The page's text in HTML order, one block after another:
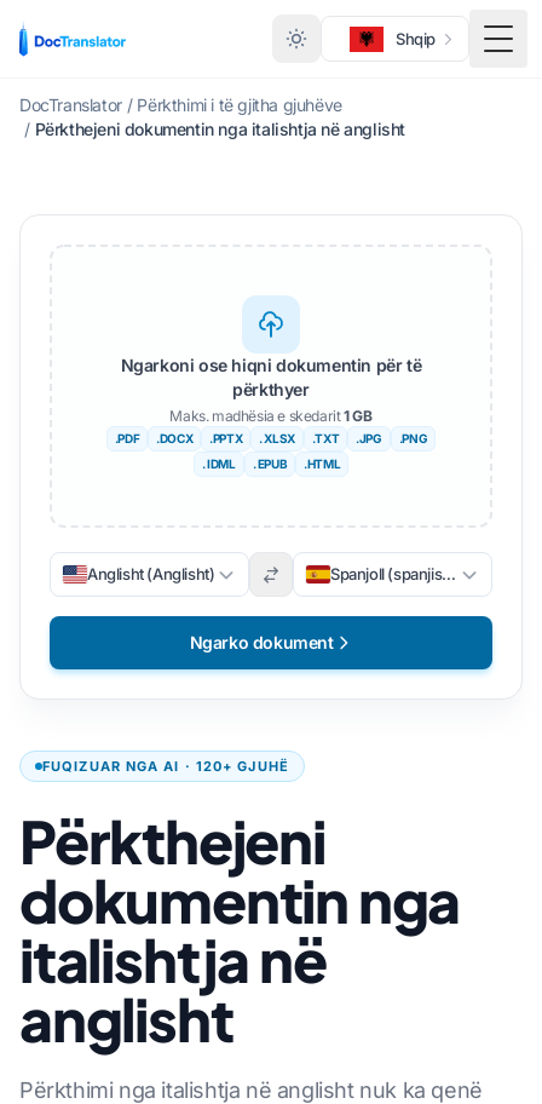
Shqip
DocTranslator / Përkthimi i të gjitha gjuhëve
/ Përkthejeni dokumentin nga italishtja në anglisht
FUQIZUAR NGA AI · 120+ GJUHË
Përkthejeni
dokumentin nga
italishtja në
anglisht
Përkthimi nga italishtja në anglisht nuk ka qenë
Ngarkoni ose hiqni dokumentin për të
përkthyer
Maks. madhësia e skedarit1 GB
.PDF .DOCX .PPTX . XLSX .TXT .JPG
.PNG
. IDML
. EPUB .HTML
Anglisht (Anglisht) Spanjoll (spanjisht)
Ngarko dokument